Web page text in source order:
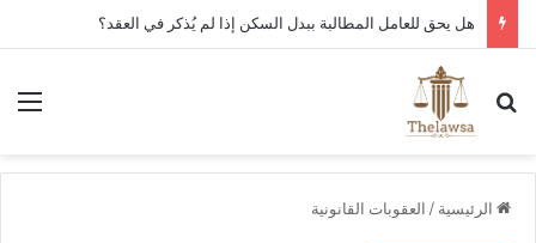
هل يحق للعامل المطالبة ببدل السكن إذا لم يُذكر في العقد؟
بحث عن
الرئيسية / العقوبات القانونية